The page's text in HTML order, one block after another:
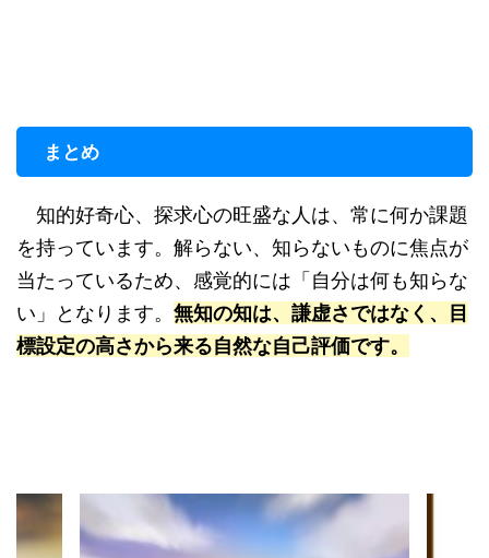
まとめ
知的好奇心、探求心の旺盛な人は、常に何か課題
を持っています。解らない、知らないものに焦点が
当たっているため、感覚的には「自分は何も知らな
い」となります。 無知の知は、謙虚さではなく、目
標設定の高さから来る自然な自己評価です。